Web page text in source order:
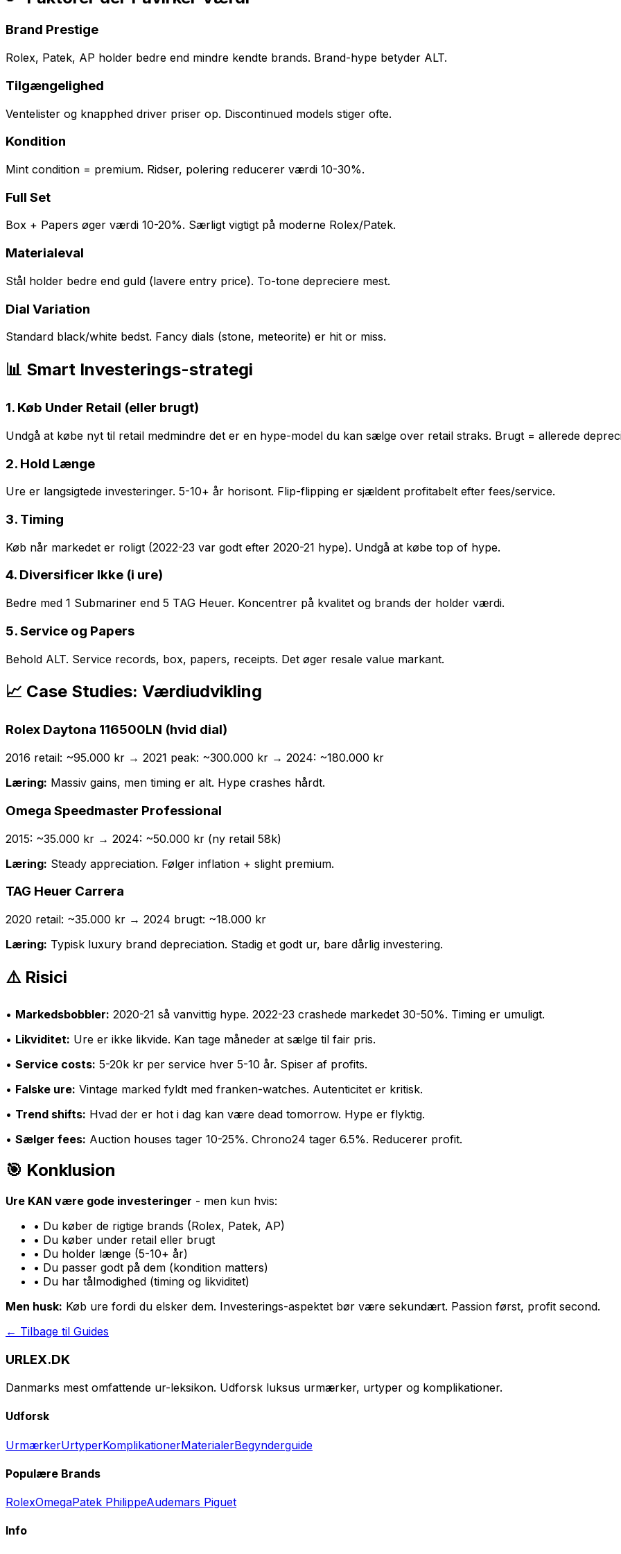
Brand Prestige
Rolex, Patek, AP holder bedre end mindre kendte brands. Brand-hype betyder ALT.
Tilgængelighed
Ventelister og knapphed driver priser op. Discontinued models stiger ofte.
Kondition
Mint condition = premium. Ridser, polering reducerer værdi 10-30%.
Full Set
Box + Papers øger værdi 10-20%. Særligt vigtigt på moderne Rolex/Patek.
Materialeval
Stål holder bedre end guld (lavere entry price). To-tone depreciere mest.
Dial Variation
Standard black/white bedst. Fancy dials (stone, meteorite) er hit or miss.
📊 Smart Investerings-strategi
1. Køb Under Retail (eller brugt)
Undgå at købe nyt til retail medmindre det er en hype-model du kan sælge over retail straks. Brugt = allerede
2. Hold Længe
Ure er langsigtede investeringer. 5-10+ år horisont. Flip-flipping er sjældent profitabelt efter fees/service.
3. Timing
Køb når markedet er roligt (2022-23 var godt efter 2020-21 hype). Undgå at købe top of hype.
4. Diversificer Ikke (i ure)
Bedre med 1 Submariner end 5 TAG Heuer. Koncentrer på kvalitet og brands der holder værdi.
5. Service og Papers
Behold ALT. Service records, box, papers, receipts. Det øger resale value markant.
📈 Case Studies: Værdiudvikling
Rolex Daytona 116500LN (hvid dial)
2016 retail: ~95.000 kr → 2021 peak: ~300.000 kr → 2024: ~180.000 kr
Læring: Massiv gains, men timing er alt. Hype crashes hårdt.
Omega Speedmaster Professional
2015: ~35.000 kr → 2024: ~50.000 kr (ny retail 58k)
Læring: Steady appreciation. Følger inflation + slight premium.
TAG Heuer Carrera
2020 retail: ~35.000 kr → 2024 brugt: ~18.000 kr
Læring: Typisk luxury brand depreciation. Stadig et godt ur, bare dårlig investering.
⚠️ Risici
• Markedsbobbler: 2020-21 så vanvittig hype. 2022-23 crashede markedet 30-50%. Timing er umuligt.
• Likviditet: Ure er ikke likvide. Kan tage måneder at sælge til fair pris.
• Service costs: 5-20k kr per service hver 5-10 år. Spiser af profits.
• Falske ure: Vintage marked fyldt med franken-watches. Autenticitet er kritisk.
• Trend shifts: Hvad der er hot i dag kan være dead tomorrow. Hype er flyktig.
• Sælger fees: Auction houses tager 10-25%. Chrono24 tager 6.5%. Reducerer profit.
🎯 Konklusion
Ure KAN være gode investeringer - men kun hvis:
• Du køber de rigtige brands (Rolex, Patek, AP)
• Du køber under retail eller brugt
• Du holder længe (5-10+ år)
• Du passer godt på dem (kondition matters)
• Du har tålmodighed (timing og likviditet)
Men husk: Køb ure fordi du elsker dem. Investerings-aspektet bør være sekundært. Passion først, profit second.
← Tilbage til Guides
URLEX.DK
Danmarks mest omfattende ur-leksikon. Udforsk luksus urmærker, urtyper og komplikationer.
Udforsk
UrmærkerUrtyperKomplikationerMaterialerBegynderguide
Populære Brands
RolexOmegaPatek PhilippeAudemars Piguet
Info